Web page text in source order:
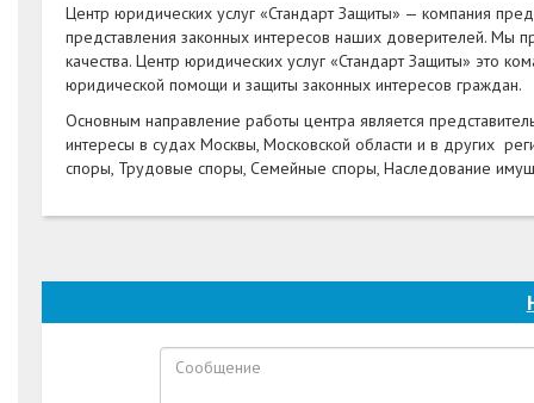
Центр юридических услуг «Стандарт Защиты» — компания
представления законных интересов наших доверителей. Мы
качества. Центр юридических услуг «Стандарт Защиты» это
юридической помощи и защиты законных интересов граждан.
Основным направление работы центра является
интересы в судах Москвы, Московской области и в других
споры, Трудовые споры, Семейные споры, Наследование